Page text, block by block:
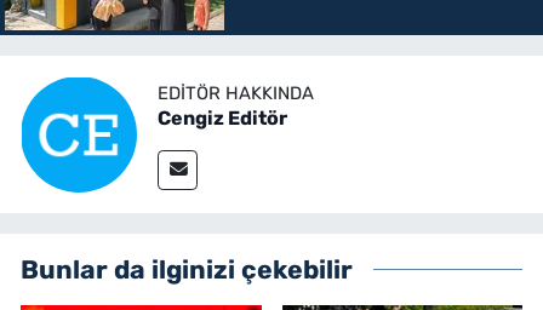
EDITÖR HAKKINDA
Cengiz Editör
Bunlar da ilginizi çekebilir